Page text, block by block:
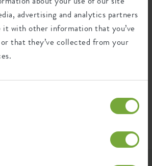
advertising and analytics partners
it with other information that you’ve
that they’ve collected from your
Produkts
basiert auf der gesamten
Gruppe. Um den Fußabdruck